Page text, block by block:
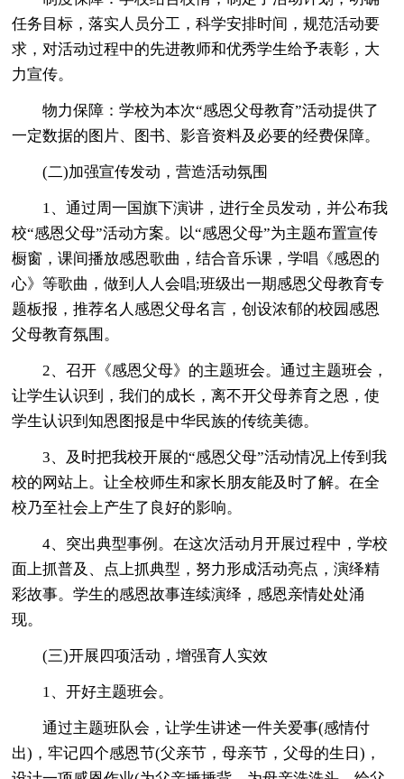
任务目标，落实人员分工，科学安排时间，规范活动要
求，对活动过程中的先进教师和优秀学生给予表彰，大
力宣传。
物力保障：学校为本次“感恩父母教育”活动提供了
一定数据的图片、图书、影音资料及必要的经费保障。
(二)加强宣传发动，营造活动氛围
1、通过周一国旗下演讲，进行全员发动，并公布我
校“感恩父母”活动方案。以“感恩父母”为主题布置宣传
橱窗，课间播放感恩歌曲，结合音乐课，学唱《感恩的
心》等歌曲，做到人人会唱;班级出一期感恩父母教育专
题板报，推荐名人感恩父母名言，创设浓郁的校园感恩
父母教育氛围。
2、召开《感恩父母》的主题班会。通过主题班会，
让学生认识到，我们的成长，离不开父母养育之恩，使
学生认识到知恩图报是中华民族的传统美德。
3、及时把我校开展的“感恩父母”活动情况上传到我
校的网站上。让全校师生和家长朋友能及时了解。在全
校乃至社会上产生了良好的影响。
4、突出典型事例。在这次活动月开展过程中，学校
面上抓普及、点上抓典型，努力形成活动亮点，演绎精
彩故事。学生的感恩故事连续演绎，感恩亲情处处涌
现。
(三)开展四项活动，增强育人实效
1、开好主题班会。
通过主题班队会，让学生讲述一件关爱事(感情付
出)，牢记四个感恩节(父亲节，母亲节，父母的生日)，